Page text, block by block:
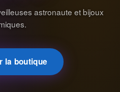
astronaute et bijoux
la boutique